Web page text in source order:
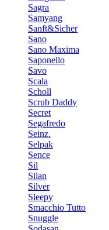
Sagra
Samyang
Sanft&Sicher
Sano
Sano Maxima
Saponello
Savo
Scala
Scholl
Scrub Daddy
Secret
Segafredo
Seinz.
Selpak
Sence
Sil
Silan
Silver
Sleepy
Smacchio Tutto
Snuggle